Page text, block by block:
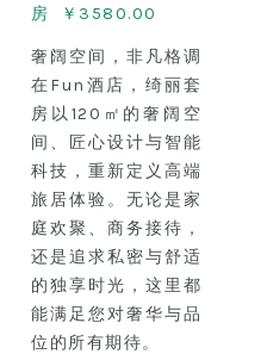
房 ￥3580.00
奢阔空间，非凡格调
在Fun酒店，绮丽套
房以120㎡的奢阔空
间、匠心设计与智能
科技，重新定义高端
旅居体验。无论是家
庭欢聚、商务接待，
还是追求私密与舒适
的独享时光，这里都
能满足您对奢华与品
位的所有期待。